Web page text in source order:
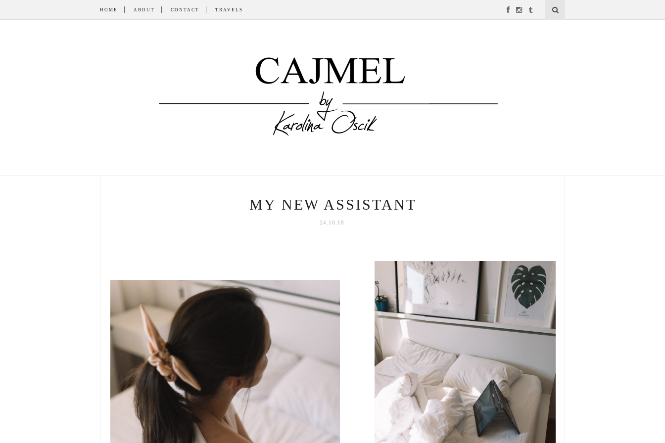
HOME ABOUT CONTACT TRAVELS
MY NEW ASSISTANT
24.10.18